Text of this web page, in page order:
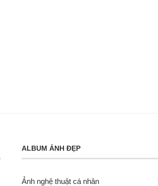
ALBUM ẢNH ĐẸP
Ảnh nghệ thuật cá nhân